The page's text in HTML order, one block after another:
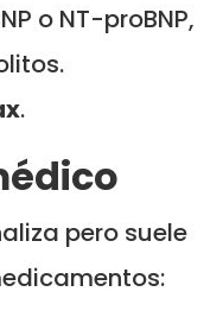
o NT-proBNP,
.
pero suele